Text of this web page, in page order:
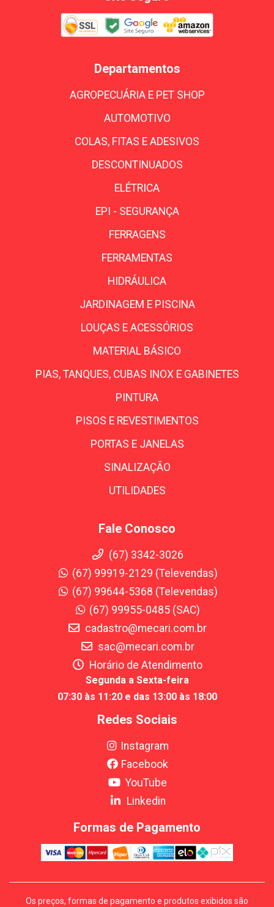
Departamentos
AGROPECUÁRIA E PET SHOP
AUTOMOTIVO
COLAS, FITAS E ADESIVOS
DESCONTINUADOS
ELÉTRICA
EPI - SEGURANÇA
FERRAGENS
FERRAMENTAS
HIDRÁULICA
JARDINAGEM E PISCINA
LOUÇAS E ACESSÓRIOS
MATERIAL BÁSICO
PIAS, TANQUES, CUBAS INOX E GABINETES
PINTURA
PISOS E REVESTIMENTOS
PORTAS E JANELAS
SINALIZAÇÃO
UTILIDADES
Fale Conosco
(67) 3342-3026
(67) 99919-2129 (Televendas)
(67) 99644-5368 (Televendas)
(67) 99955-0485 (SAC)
cadastro@mecari.com.br
sac@mecari.com.br
Horário de Atendimento
Segunda a Sexta-feira
07:30 às 11:20 e das 13:00 às 18:00
Redes Sociais
Instagram
Facebook
YouTube
Linkedin
Formas de Pagamento
Os preços, formas de pagamento e produtos exibidos são